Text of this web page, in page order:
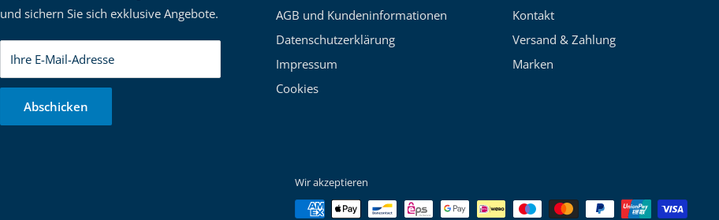
und sichern Sie sich exklusive Angebote.
Ihre E-Mail-Adresse
Abschicken
AGB und Kundeninformationen
Datenschutzerklärung
Impressum
Cookies
Kontakt
Versand & Zahlung
Marken
Wir akzeptieren